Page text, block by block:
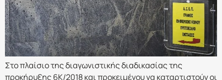
Στο πλαίσιο της διαγωνιστικής διαδικασίας της
προκήρυξης 6Κ/2018 και προκειμένου να καταρτιστούν οι